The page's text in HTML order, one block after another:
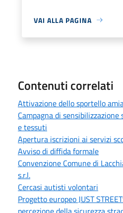
VAI ALLA PAGINA
Contenuti correlati
Attivazione dello sportello
Campagna di
e tessuti
Apertura iscrizioni ai servizi
Avviso di diffida formale
Convenzione Comune di
s.r.l.
Cercasi autisti volontari
Progetto europeo JUST